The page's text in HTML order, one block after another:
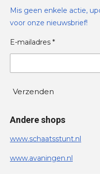
Mis geen enkele actie,
voor onze nieuwsbrief!
E-mailadres *
Verzenden
Andere shops
www.schaatsstunt.nl
www.avaningen.nl